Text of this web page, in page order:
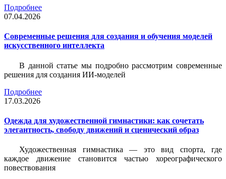
Подробнее
07.04.2026
Современные решения для создания и обучения моделей
искусственного интеллекта
В данной статье мы подробно рассмотрим современные
решения для создания ИИ-моделей
Подробнее
17.03.2026
Одежда для художественной гимнастики: как сочетать
элегантность, свободу движений и сценический образ
Художественная гимнастика — это вид спорта, где
каждое движение становится частью хореографического
повествования